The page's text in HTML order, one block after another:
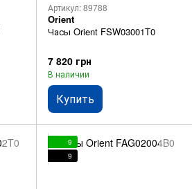
Артикул: 89788
Orient
Часы Orient FSW03001T0
7 820 грн
В наличии
Купить
9
9